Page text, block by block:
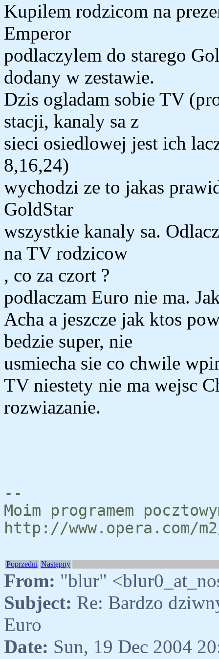
Kupilem rodzicom na
Emperor
podlaczylem do starego
dodany w zestawie.
Dzis ogladam sobie TV
stacji, kanaly sa z
sieci osiedlowej jest ich
8,16,24)
wychodzi ze to jakas
GoldStar
wszystkie kanaly sa.
na TV rodzicow
, co za czort ?
podlaczam Euro nie ma.
Acha a jeszcze jak ktos
bedzie super, nie
usmiecha sie co chwile
TV niestety nie ma wejsc
rozwiazanie.
--
Moim programem
http://www.opera.com/
Poprzedni Następny
From: "blur"
Subject: Re: Bardzo
Euro
Date: Sun, 19 Dec 2004